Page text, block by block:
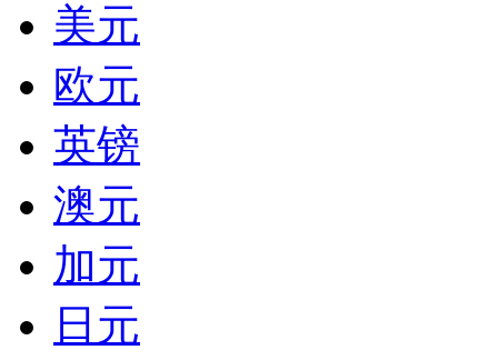
美元
欧元
英镑
澳元
加元
日元